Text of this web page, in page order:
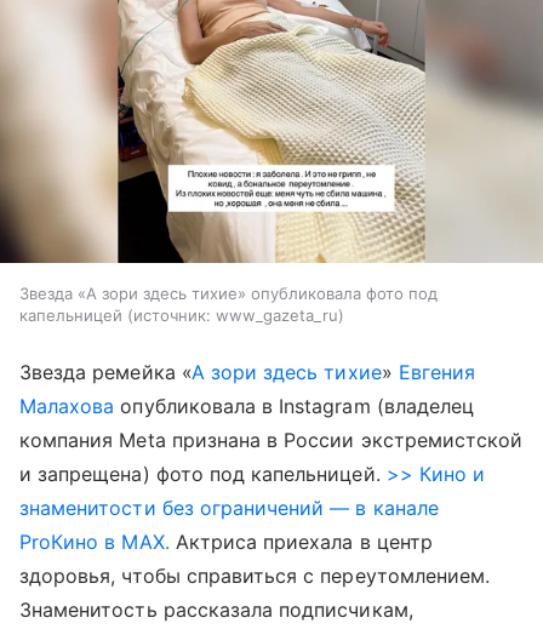
Звезда «А зори здесь тихие» опубликовала фото под
капельницей
источник: www_gazeta_ru
Звезда ремейка «А зори здесь тихие» Евгения
Малахова опубликовала в Instagram (владелец
компания Meta признана в России экстремистской
и запрещена) фото под капельницей. >> Кино и
знаменитости без ограничений — в канале
ProКино в MAX. Актриса приехала в центр
здоровья, чтобы справиться с переутомлением.
Знаменитость рассказала подписчикам,